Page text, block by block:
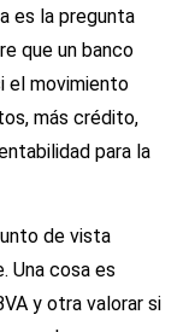
es la pregunta
que un banco
el movimiento
más crédito,
para la
de vista
Una cosa es
y otra valorar si